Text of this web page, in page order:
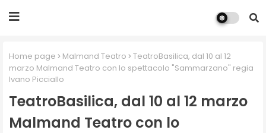
Home page Malmand Teatro
TeatroBasilica, dal 10 al 12
marzo Malmand Teatro con lo spettacolo "Sammarzano" regia
Ivano Picciallo
TeatroBasilica, dal 10 al 12 marzo
Malmand Teatro con lo